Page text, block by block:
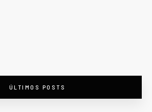
ÚLTIMOS POSTS